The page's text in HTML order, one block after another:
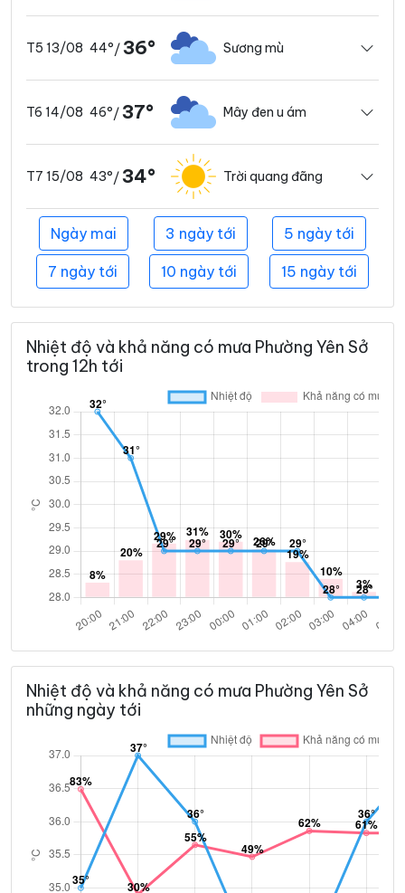
T5 13/08 44°/ 36° Sương mù
T6 14/08 46°/ 37° Mây đen u ám
T7 15/08 43°/ 34° Trời quang đãng
Ngày mai 3 ngày tới 5 ngày tới
7 ngày tới 10 ngày tới 15 ngày tới
Nhiệt độ và khả năng có mưa Phường Yên Sở
trong 12h tới
Nhiệt độ và khả năng có mưa Phường Yên Sở
những ngày tới